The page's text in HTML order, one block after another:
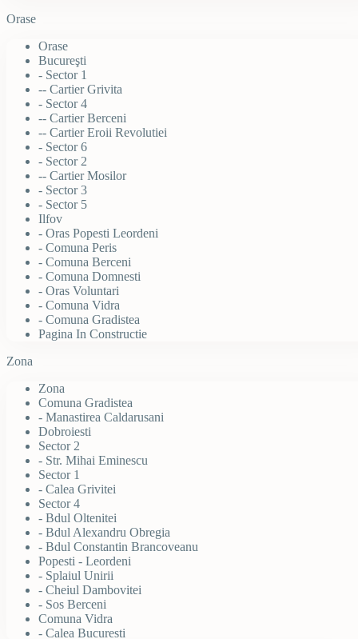
Orase
Orase
Bucureşti
- Sector 1
-- Cartier Grivita
- Sector 4
-- Cartier Berceni
-- Cartier Eroii Revolutiei
- Sector 6
- Sector 2
-- Cartier Mosilor
- Sector 3
- Sector 5
Ilfov
- Oras Popesti Leordeni
- Comuna Peris
- Comuna Berceni
- Comuna Domnesti
- Oras Voluntari
- Comuna Vidra
- Comuna Gradistea
Pagina In Constructie
Zona
Zona
Comuna Gradistea
- Manastirea Caldarusani
Dobroiesti
Sector 2
- Str. Mihai Eminescu
Sector 1
- Calea Grivitei
Sector 4
- Bdul Oltenitei
- Bdul Alexandru Obregia
- Bdul Constantin Brancoveanu
Popesti - Leordeni
- Splaiul Unirii
- Cheiul Dambovitei
- Sos Berceni
Comuna Vidra
- Calea Bucuresti